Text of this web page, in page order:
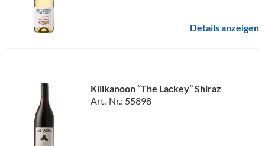
Details anzeigen
Kilikanoon “The Lackey” Shiraz
Art.-Nr.: 55898